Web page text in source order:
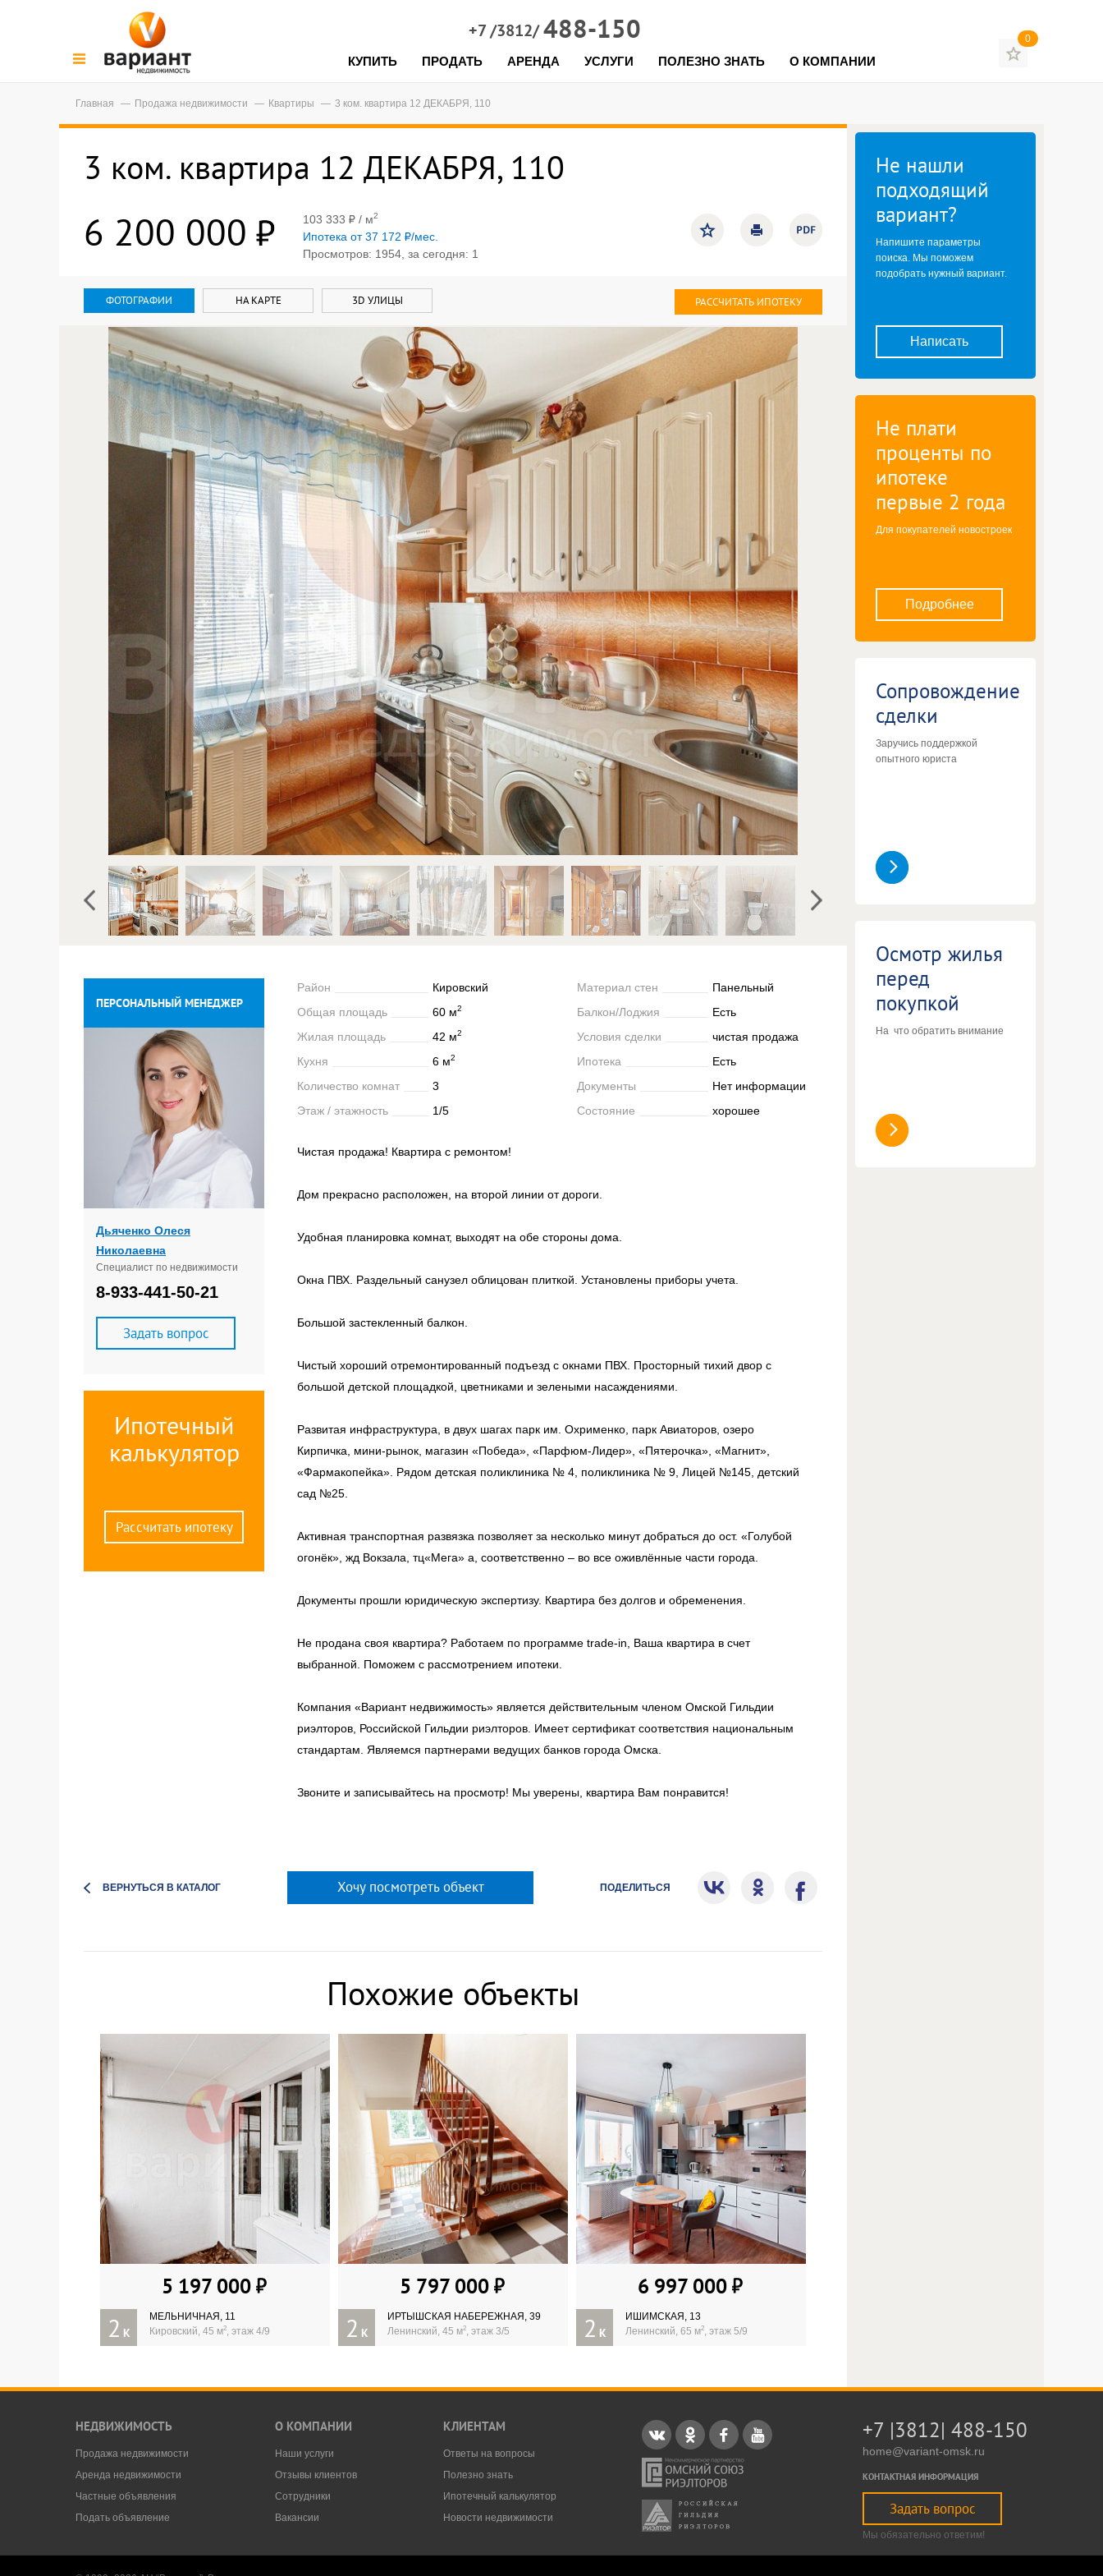
+7 /3812/488-150
КУПИТЬ ПРОДАТЬ АРЕНДА УСЛУГИ ПОЛЕЗНО ЗНАТЬ О КОМПАНИИ
0
Главная Продажа недвижимости Квартиры 3 ком. квартира 12 ДЕКАБРЯ, 110
3 ком. квартира 12 ДЕКАБРЯ, 110
6 200 000 103 333 / м2
Ипотека от 37 172
/мес.
Просмотров: 1954, за сегодня: 1
ФОТОГРАФИИ НА КАРТЕ 3D УЛИЦЫ РАССЧИТАТЬ ИПОТЕКУ
ПЕРСОНАЛЬНЫЙ МЕНЕДЖЕР
Дьяченко Олеся
Николаевна
Специалист по недвижимости
8-933-441-50-21
Задать вопрос
Ипотечный
калькулятор
Рассчитать ипотеку
Район
Кировский
Общая площадь
60 м2
Жилая площадь 42 м2
Кухня 6 м2
Количество комнат
3
Этаж / этажность
1/5
Материал стен
Панельный
Балкон/Лоджия
Есть
Условия сделки
чистая продажа
Ипотека
Есть
Документы
Нет информации
Состояние
хорошее
Чистая продажа! Квартира с ремонтом!
Дом прекрасно расположен, на второй линии от дороги.
Удобная планировка комнат, выходят на обе стороны дома.
Окна ПВХ. Раздельный санузел облицован плиткой. Установлены приборы учета.
Большой застекленный балкон.
Чистый хороший отремонтированный подъезд с окнами ПВХ. Просторный тихий двор с
большой детской площадкой, цветниками и зелеными насаждениями.
Развитая инфраструктура, в двух шагах парк им. Охрименко, парк Авиаторов, озеро
Кирпичка, мини-рынок, магазин «Победа», «Парфюм-Лидер», «Пятерочка», «Магнит»,
«Фармакопейка». Рядом детская поликлиника № 4, поликлиника № 9, Лицей №145, детский
сад №25.
Активная транспортная развязка позволяет за несколько минут добраться до ост. «Голубой
огонёк», жд Вокзала, тц«Мега» а, соответственно – во все оживлённые части города.
Документы прошли юридическую экспертизу. Квартира без долгов и обременения.
Не продана своя квартира? Работаем по программе trade-in, Ваша квартира в счет
выбранной. Поможем с рассмотрением ипотеки.
Компания «Вариант недвижимость» является действительным членом Омской Гильдии
риэлторов, Российской Гильдии риэлторов. Имеет сертификат соответствия национальным
стандартам. Являемся партнерами ведущих банков города Омска.
Звоните и записывайтесь на просмотр! Мы уверены, квартира Вам понравится!
ВЕРНУТЬСЯ В КАТАЛОГ Хочу посмотреть объект ПОДЕЛИТЬСЯ
Похожие объекты
5 197 000
2 К
МЕЛЬНИЧНАЯ, 11
Кировский, 45 м2, этаж 4/9
5 797 000
2 К
ИРТЫШСКАЯ НАБЕРЕЖНАЯ, 39
Ленинский, 45 м2, этаж 3/5
6 997 000
2 К
ИШИМСКАЯ, 13
Ленинский, 65 м2, этаж 5/9
Не нашли
подходящий
вариант?
Напишите параметры
поиска. Мы поможем
подобрать нужный вариант.
Написать
Не плати
проценты по
ипотеке
первые 2 года
Для покупателей новостроек
Подробнее
Сопровождение
сделки
Заручись поддержкой
опытного юриста
Осмотр жилья
перед
покупкой
На что обратить внимание
НЕДВИЖИМОСТЬ
Продажа недвижимости
Аренда недвижимости
Частные объявления
Подать объявление
О КОМПАНИИ
Наши услуги
Отзывы клиентов
Сотрудники
Вакансии
КЛИЕНТАМ
Ответы на вопросы
Полезно знать
Ипотечный калькулятор
Новости недвижимости
+7 |3812| 488-150
home@variant-omsk.ru
КОНТАКТНАЯ ИНФОРМАЦИЯ
Задать вопрос
Мы обязательно ответим!